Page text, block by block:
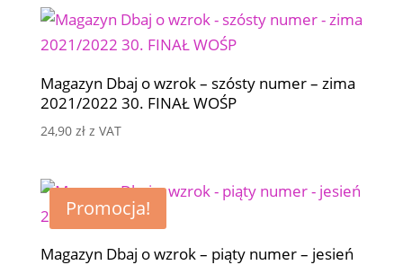
24,90 zł.12,45 zł.
Magazyn Dbaj o wzrok – szósty numer – zima
2021/2022 30. FINAŁ WOŚP
24,90 zł z VAT
Promocja!
Magazyn Dbaj o wzrok – piąty numer – jesień